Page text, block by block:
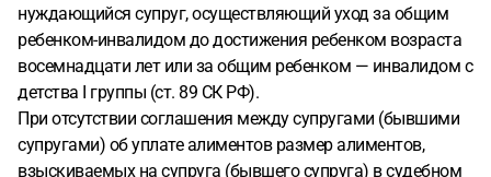
нуждающийся супруг, осуществляющий уход за общим
ребенком-инвалидом до достижения ребенком возраста
восемнадцати лет или за общим ребенком — инвалидом с
детства I группы (ст. 89 СК РФ).
При отсутствии соглашения между супругами (бывшими
супругами) об уплате алиментов размер алиментов,
взыскиваемых на супруга (бывшего супруга) в судебном